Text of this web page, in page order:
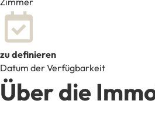
zu definieren
Datum der Verfügbarkeit
Über die